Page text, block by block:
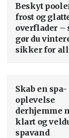
Beskyt
frost og
overflader –
gør du
sikker for
Skab en spa-
oplevelse
derhjemme
klart og
spavand